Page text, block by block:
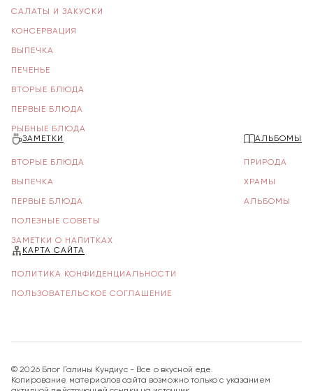
САЛАТЫ И ЗАКУСКИ
КОНСЕРВАЦИЯ
ВЫПЕЧКА
ПЕЧЕНЬЕ
ВТОРЫЕ БЛЮДА
ПЕРВЫЕ БЛЮДА
РЫБНЫЕ БЛЮДА
ЗАМЕТКИ
ВТОРЫЕ БЛЮДА
ВЫПЕЧКА
ПЕРВЫЕ БЛЮДА
ПОЛЕЗНЫЕ СОВЕТЫ
ЗАМЕТКИ О НАПИТКАХ
АЛЬБОМЫ
ПРИРОДА
ХРАМЫ
АЛЬБОМЫ
КАРТА САЙТА
ПОЛИТИКА КОНФИДЕНЦИАЛЬНОСТИ
ПОЛЬЗОВАТЕЛЬСКОЕ СОГЛАШЕНИЕ
© 2026Блог Галины Кундиус - Все о вкусной еде.
Копирование материалов сайта возможно только с указанием